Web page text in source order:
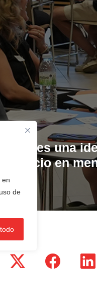
en
de
¿Tienes una
negocio en